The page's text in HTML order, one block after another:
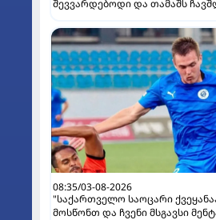
შევვარდებოდი და თამაშს
08:35/03-08-2026
"საქართველო საოცარი
მოსწონთ და ჩვენი მსგავსი